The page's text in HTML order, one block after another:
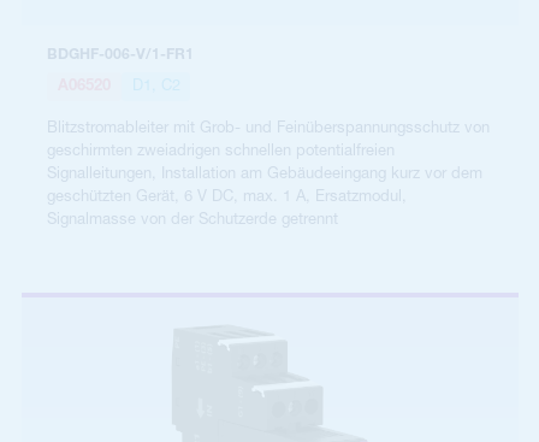
BDGHF-006-V/1-FR1
Blitzstromableiter mit Grob- und Feinüberspannungsschutz von
geschirmten zweiadrigen schnellen potentialfreien
Signalleitungen, Installation am Gebäudeeingang kurz vor dem
geschützten Gerät, 6 V DC, max. 1 A, Ersatzmodul,
Signalmasse von der Schutzerde getrennt